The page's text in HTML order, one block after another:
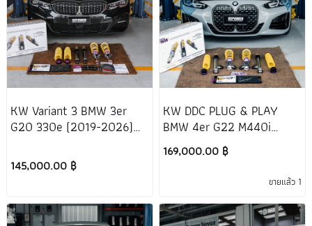
KW Variant 3 BMW 3er
G20 330e (2019-2026)
145,000.00 ฿
KW DDC PLUG & PLAY
BMW 4er G22 M440i
(2020-2026) [ โช๊คเดิมเป็น
ระบบไฟฟ้า ]
169,000.00 ฿
ขายแล้ว 1